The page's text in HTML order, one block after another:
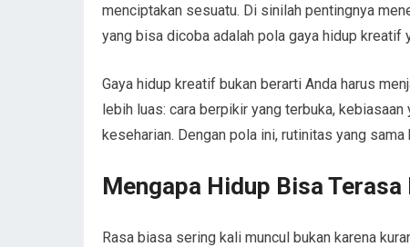
menciptakan sesuatu. Di sinilah pentingnya
yang bisa dicoba adalah pola gaya hidup kreatif
Gaya hidup kreatif bukan berarti Anda harus
lebih luas: cara berpikir yang terbuka,
keseharian. Dengan pola ini, rutinitas yang
Mengapa Hidup Bisa Terasa
Rasa biasa sering kali muncul bukan karena